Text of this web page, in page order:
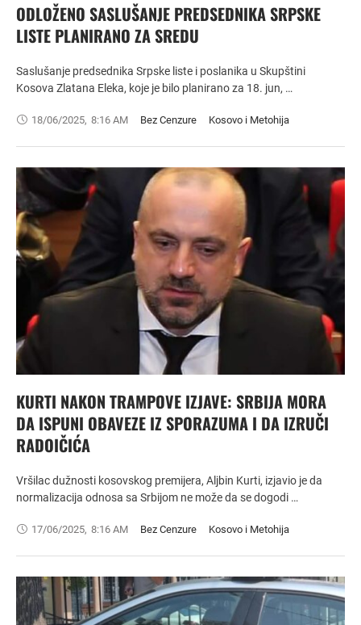
ODLOŽENO SASLUŠANJE PREDSEDNIKA SRPSKE
LISTE PLANIRANO ZA SREDU
Saslušanje predsednika Srpske liste i poslanika u Skupštini
Kosova Zlatana Eleka, koje je bilo planirano za 18. jun, …
18/06/2025, 8:16 AM Bez Cenzure Kosovo i Metohija
KURTI NAKON TRAMPOVE IZJAVE: SRBIJA MORA
DA ISPUNI OBAVEZE IZ SPORAZUMA I DA IZRUČI
RADOIČIĆA
Vršilac dužnosti kosovskog premijera, Aljbin Kurti, izjavio je da
normalizacija odnosa sa Srbijom ne može da se dogodi …
17/06/2025, 8:16 AM Bez Cenzure Kosovo i Metohija